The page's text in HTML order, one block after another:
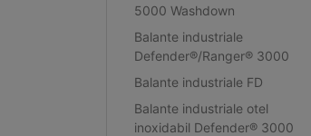
5000 Washdown
Balante industriale
Defender®/Ranger® 3000
Balante industriale FD
Balante industriale otel
inoxidabil Defender® 3000